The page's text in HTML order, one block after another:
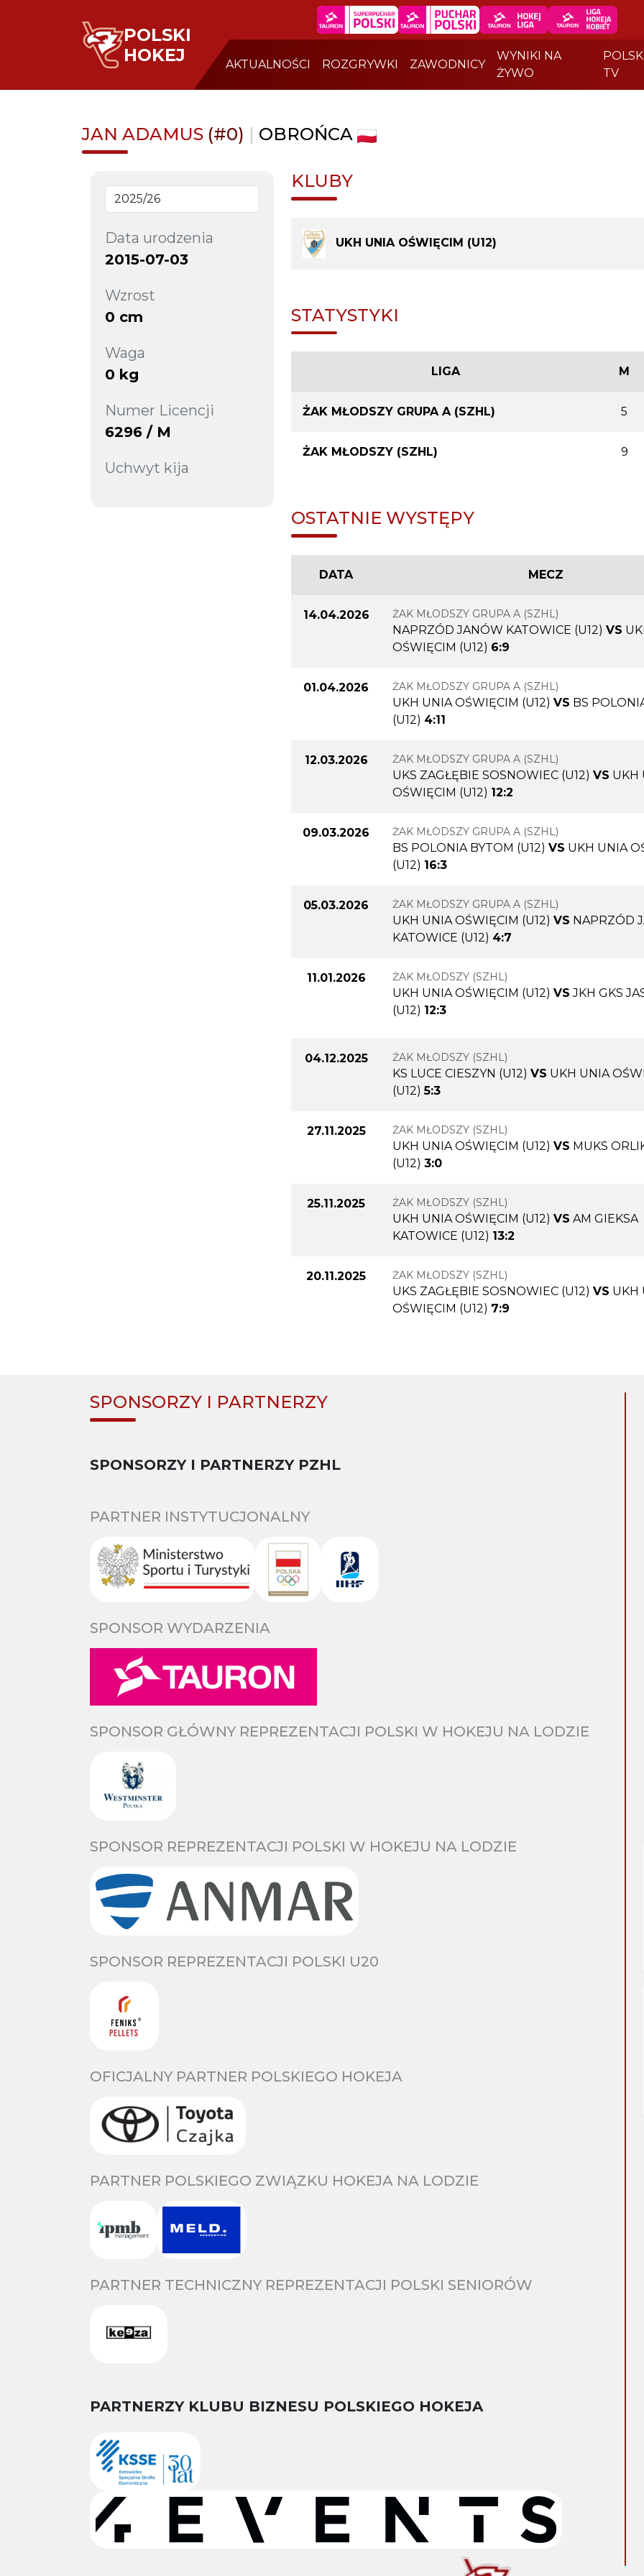
POLSKI
HOKEJ
AKTUALNOŚCI ROZGRYWKI ZAWODNICY
WYNIKI NA
ŻYWO
TV
JAN ADAMUS (#0) | OBROŃCA
Data urodzenia
2015-07-03
Wzrost
0 cm
Waga
0 kg
Numer Licencji
6296 / M
Uchwyt kija
KLUBY
UKH UNIA OŚWIĘCIM (U12)
STATYSTYKI
LIGA M
ŻAK MŁODSZY GRUPA A (SZHL) 5
ŻAK MŁODSZY (SZHL) 9
OSTATNIE WYSTĘPY
DATA MECZ
14.04.2026 ŻAK MŁODSZY GRUPA A (SZHL)
NAPRZÓD JANÓW KATOWICE (U12) VS
OŚWIĘCIM (U12) 6:9
01.04.2026 ŻAK MŁODSZY GRUPA A (SZHL)
UKH UNIA OŚWIĘCIM (U12) VS BS
(U12) 4:11
12.03.2026 ŻAK MŁODSZY GRUPA A (SZHL)
UKS ZAGŁĘBIE SOSNOWIEC (U12) VS UKH
OŚWIĘCIM (U12) 12:2
09.03.2026 ŻAK MŁODSZY GRUPA A (SZHL)
BS POLONIA BYTOM (U12) VS UKH UNIA
(U12) 16:3
05.03.2026 ŻAK MŁODSZY GRUPA A (SZHL)
UKH UNIA OŚWIĘCIM (U12) VS NAPRZÓD
KATOWICE (U12) 4:7
11.01.2026 ŻAK MŁODSZY (SZHL)
UKH UNIA OŚWIĘCIM (U12) VS JKH GKS
(U12) 12:3
04.12.2025 ŻAK MŁODSZY (SZHL)
KS LUCE CIESZYN (U12) VS UKH UNIA
(U12) 5:3
27.11.2025 ŻAK MŁODSZY (SZHL)
UKH UNIA OŚWIĘCIM (U12) VS MUKS
(U12) 3:0
25.11.2025 ŻAK MŁODSZY (SZHL)
UKH UNIA OŚWIĘCIM (U12) VS AM GIEKSA
KATOWICE (U12) 13:2
20.11.2025 ŻAK MŁODSZY (SZHL)
UKS ZAGŁĘBIE SOSNOWIEC (U12) VS UKH
OŚWIĘCIM (U12) 7:9
SPONSORZY I PARTNERZY
SPONSORZY I PARTNERZY PZHL
PARTNER INSTYTUCJONALNY
SPONSOR WYDARZENIA
SPONSOR GŁÓWNY REPREZENTACJI POLSKI W HOKEJU NA LODZIE
SPONSOR REPREZENTACJI POLSKI W HOKEJU NA LODZIE
SPONSOR REPREZENTACJI POLSKI U20
OFICJALNY PARTNER POLSKIEGO HOKEJA
PARTNER POLSKIEGO ZWIĄZKU HOKEJA NA LODZIE
PARTNER TECHNICZNY REPREZENTACJI POLSKI SENIORÓW
PARTNERZY KLUBU BIZNESU POLSKIEGO HOKEJA